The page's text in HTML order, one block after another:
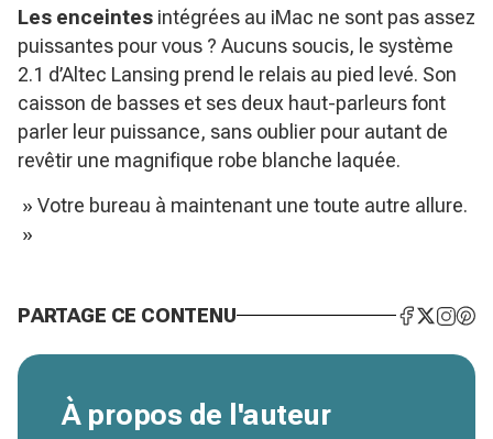
Les enceintes intégrées au iMac ne sont pas assez
puissantes pour vous ? Aucuns soucis, le système
2.1 d’Altec Lansing prend le relais au pied levé. Son
caisson de basses et ses deux haut-parleurs font
parler leur puissance, sans oublier pour autant de
revêtir une magnifique robe blanche laquée.
» Votre bureau à maintenant une toute autre allure.
»
PARTAGE CE CONTENU
À propos de l'auteur